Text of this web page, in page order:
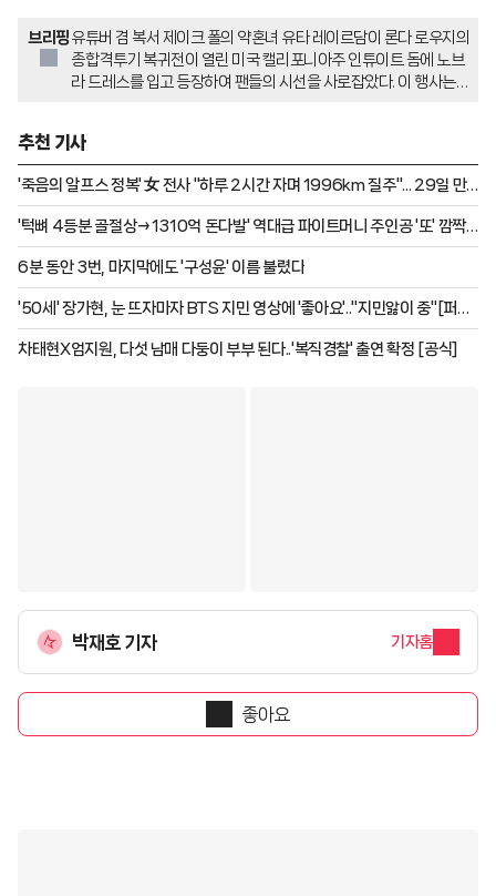
브리핑유튜버 겸 복서 제이크 폴의 약혼녀 유타 레이르담이 론다 로우지의
종합격투기 복귀전이 열린 미국 캘리포니아주 인튜이트 돔에 노브
라 드레스를 입고 등장하여 팬들의 시선을 사로잡았다. 이 행사는
이트를 독차지했다. 한편 레이르담은 2026 밀라노·코르티나담페
초 동계 올림픽에서 스피드스케이팅 여자 1000m 금메달과 500
m 은메달을 획득했으며, 그녀의 경기복은 스포츠 기념품 경매에서
약 3억 4000만원에 낙찰되어 호날두의 기록을 경신했다.
추천 기사
'죽음의 알프스 정복' 女 전사 "하루 2시간 자며 1996km 질주"... 29일 만
에 "남녀 통합 신기록"
'턱뼈 4등분 골절상→1310억 돈다발' 역대급 파이트머니 주인공 '또' 깜짝
도발 "펀치 맞았을 때? 솔직히..."
6분 동안 3번, 마지막에도 '구성윤' 이름 불렸다
'50세' 장가현, 눈 뜨자마자 BTS 지민 영상에 '좋아요'.."지민앓이 중"[퍼펙
트 라이프][★밤TView]
차태현X엄지원, 다섯 남매 다둥이 부부 된다..'복직경찰' 출연 확정 [공식]
박재호 기자 기자홈
좋아요